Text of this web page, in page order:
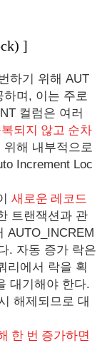
]
하기 위해 AUT
며, 이는 주로
컬럼은 여러
되지 않고 순차
위해 내부적으로
Increment Loc
새로운 레코드
트랜잭션과 관
AUTO_INCREM
. 자동 증가 락은
리에서 락을 획
대기해야 한다.
해제되므로 대
한 번 증가하면